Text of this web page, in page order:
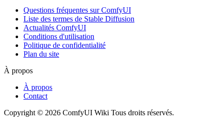
Questions fréquentes sur ComfyUI
Liste des termes de Stable Diffusion
Actualités ComfyUI
Conditions d'utilisation
Politique de confidentialité
Plan du site
À propos
À propos
Contact
Copyright © 2026 ComfyUI Wiki Tous droits réservés.